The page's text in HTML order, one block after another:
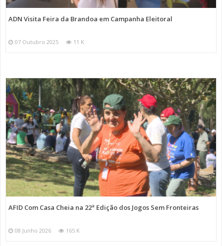
ADN Visita Feira da Brandoa em Campanha Eleitoral
07 Outubro 2025 11 K
AFID Com Casa Cheia na 22ª Edição dos Jogos Sem Fronteiras
08 Junho 2026 165 K